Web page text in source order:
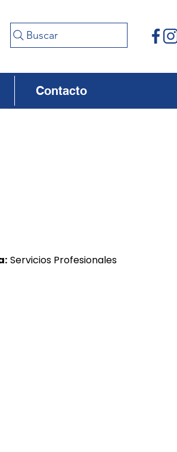
Buscar
Contacto
Servicios Profesionales